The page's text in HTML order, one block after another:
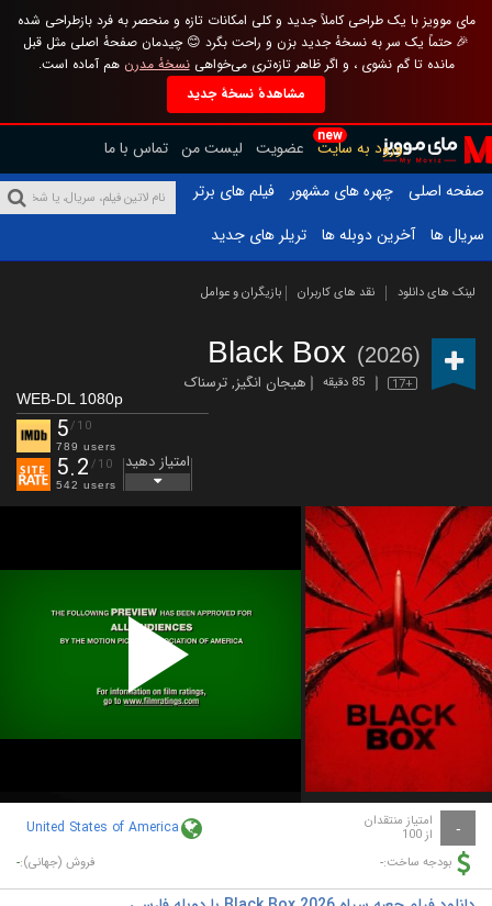
مای موویز با یک طراحی کاملاً جدید و کلی امکانات تازه و منحصر به فرد بازطراحی شده
🎉 حتماً یک سر به نسخهٔ جدید بزن و راحت بگرد 😊 چیدمان صفحهٔ اصلی مثل قبل
مانده تا گم نشوی ، و اگر ظاهر تازه‌تری می‌خواهینسخهٔ مدرن هم آماده است.
مشاهدهٔ نسخهٔ جدید
new
ورود به سایت عضویت لیست من تماس با ما
صفحه اصلی
چهره های مشهور
فیلم های برتر
سریال ها
آخرین دوبله ها تریلر های جدید
لینک های دانلود نقد های کاربران بازیگران و عوامل
Black Box (2026)
17+ 85 دقیقه هیجان انگیز,ترسناک
WEB-DL 1080p
5/10
789 users
5.2 /10
542 users
امتیاز دهید
Play
Video
- امتیاز منتقدان
از 100 United States of America
بودجه ساخت:- فروش (جهانی):-